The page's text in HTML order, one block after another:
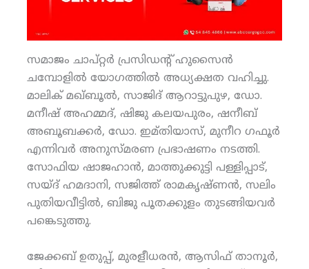
സമാജം ചാപ്റ്റര്‍ പ്രസിഡന്റ് ഹുസൈന്‍
ചമ്പോളില്‍ യോഗത്തില്‍ അധ്യക്ഷത വഹിച്ചു.
മാലിക് മഖ്ബൂല്‍, സാജിദ് ആറാട്ടുപുഴ, ഡോ.
മനീഷ് അഹമ്മദ്, ഷിജു കലയപുരം, ഷനീബ്
അബൂബക്കര്‍, ഡോ. ഇമ്തിയാസ്, മുനീറ ഗഫൂര്‍
എന്നിവര്‍ അനുസ്മരണ പ്രഭാഷണം നടത്തി.
സോഫിയ ഷാജഹാന്‍, മാത്തുക്കുട്ടി പള്ളിപ്പാട്,
സയ്ദ് ഹമദാനി, സജിത്ത് രാമകൃഷ്ണന്‍, സലിം
പുതിയവീട്ടില്‍, ബിജു പൂതക്കുളം തുടങ്ങിയവര്‍
പങ്കെടുത്തു.
ജേക്കബ് ഉതുപ്പ്, മുരളീധരന്‍, ആസിഫ് താനൂര്‍,